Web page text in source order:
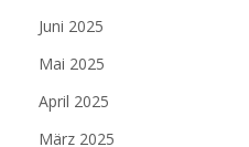
Juni 2025
Mai 2025
April 2025
März 2025